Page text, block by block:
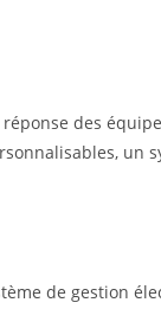
des
un
de gestion